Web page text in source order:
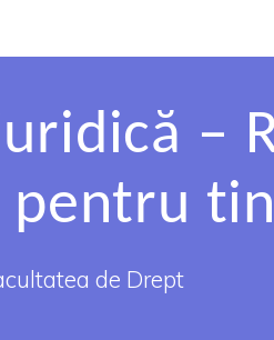
–
pentru
de Drept